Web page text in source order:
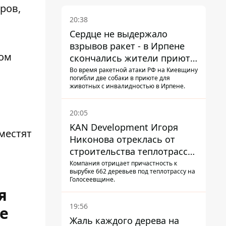
20:38
Сердце не выдержало
взрывов ракет - в Ирпене
скончались жители приюта
для собак с инвалидностью
Во время ракетной атаки РФ на Киевщину
погибли две собаки в приюте для
животных с инвалидностью в Ирпене.
20:05
KAN Development Игоря
Никонова отреклась от
строительства теплотрассы
на Теремках
Компания отрицает причастность к
вырубке 662 деревьев под теплотрассу на
Голосеевщине.
19:56
Жаль каждого дерева на